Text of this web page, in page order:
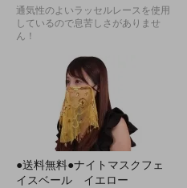
通気性のよいラッセルレースを使用
しているので息苦しさがありませ
ん！
●送料無料●ナイトマスクフェ
イスベール イエロー